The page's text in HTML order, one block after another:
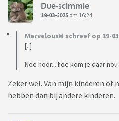
Due-scimmie
19-03-2025 om 16:24
MarvelousM schreef op 19-
[..]
Nee hoor... hoe kom je daar nou
Zeker wel. Van mijn kinderen of
hebben dan bij andere kinderen.